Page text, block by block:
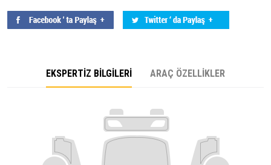
EKSPERTİZ BİLGİLERİ ARAÇ ÖZELLİKLER